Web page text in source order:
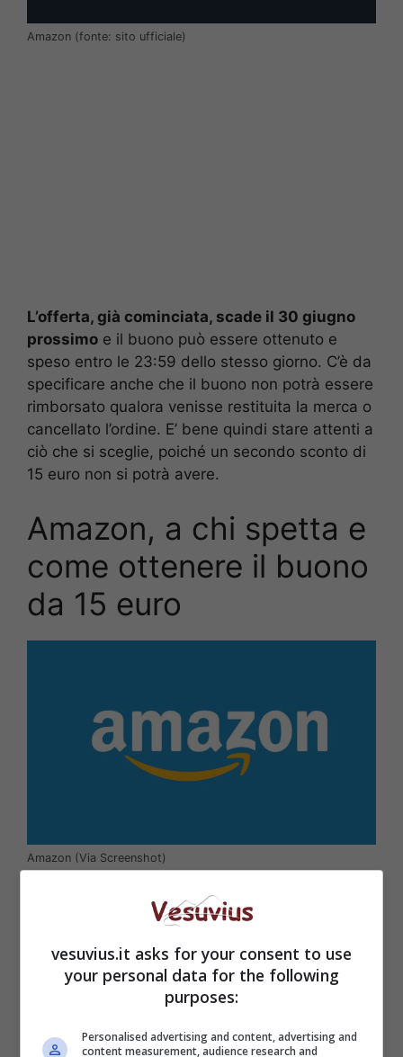
Amazon (fonte: sito ufficiale)
L’offerta, già cominciata, scade il 30 giugno
prossimo e il buono può essere ottenuto e
speso entro le 23:59 dello stesso giorno. C’è da
specificare anche che il buono non potrà essere
rimborsato qualora venisse restituita la merca o
cancellato l’ordine. E’ bene quindi stare attenti a
ciò che si sceglie, poiché un secondo sconto di
15 euro non si potrà avere.
Amazon, a chi spetta e
come ottenere il buono
da 15 euro
Amazon (Via Screenshot)
vesuvius.it asks for your consent to use
your personal data for the following
purposes:
Personalised advertising and content, advertising and
content measurement, audience research and